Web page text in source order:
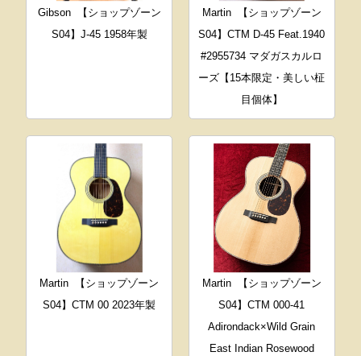
Gibson
【ショップゾーン
S04】J-45 1958年製
Martin
【ショップゾーン
S04】CTM D-45 Feat.1940
#2955734 マダガスカルロ
ーズ【15本限定・美しい柾
目個体】
Martin
【ショップゾーン
S04】CTM 00 2023年製
Martin
【ショップゾーン
S04】CTM 000-41
Adirondack×Wild Grain
East Indian Rosewood